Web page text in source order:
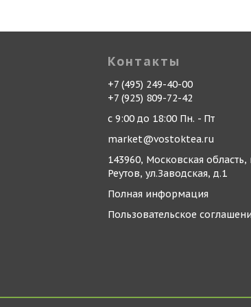
Контакты
+7 (495) 249-40-00
+7 (925) 809-72-42
с 9:00 до 18:00 Пн. - Пт
market@vostoktea.ru
143960, Московская область,
Реутов, ул.Заводская, д.1
Полная информация
Пользовательское